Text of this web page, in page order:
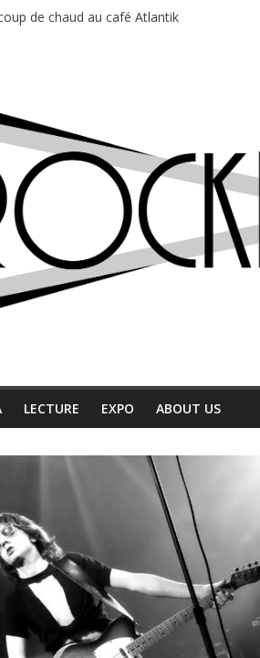
de chaud au café Atlantik
de pop du Professeur Puth
LECTURE EXPO ABOUT US